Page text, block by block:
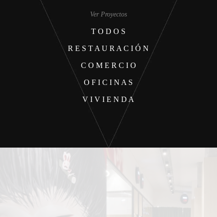
Ver Proyectos
T O D O S
R E S T A U R A C I Ó N
C O M E R C I O
O F I C I N A S
V I V I E N D A